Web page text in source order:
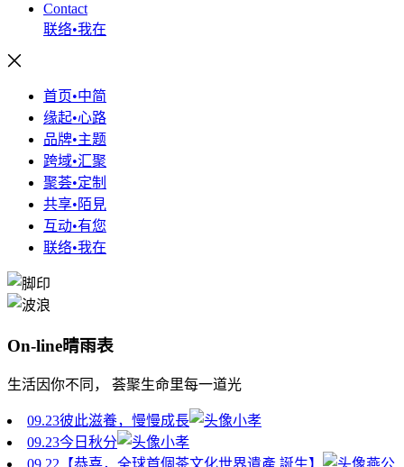
Contact
联络•我在
首页•中简
缘起•心路
品牌•主题
跨域•汇聚
聚荟•定制
共享•陌見
互动•有您
联络•我在
On-line晴雨表
生活因你不同， 荟聚生命里每一道光
09.23彼此滋養，慢慢成長
小孝
09.23今日秋分
小孝